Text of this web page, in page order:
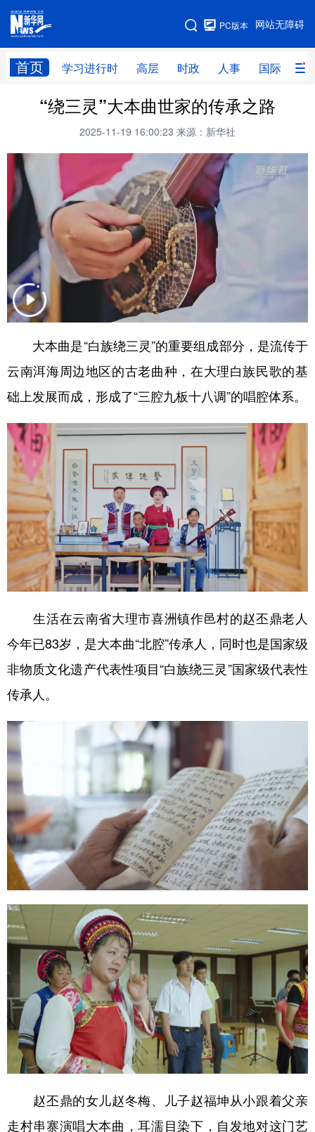
网站无障碍
PC版本
首页 学习进行时 高层 时政 人事 国际 财
网站地图
学习进行时 高层 时政 人事
财经 网评
思客智库 全球连线 教育
科创 量子
文化 书画 健康
访谈 视频 图片
法律 中央文件 金融
食品 人居
学术中国 乡村振兴 银龄 溯源中国
城市 旅游 能源 会展
彩票 娱乐 时尚 悦读
公益 亚太网 上市公司
文化产业
地方频道
北京 天津 河北 山西
辽宁 吉林 上海 江苏
广东 广西 海南 重庆
四川
甘肃 青海 宁夏
内蒙古 黑龙江
多语种频道
English Español Français عربى
Русский язык 日本語
Deutsch Português
“绕三灵”大本曲世家的传承之路
2025-11-19 16:00:23 来源：新华社
大本曲是“白族绕三灵”的重要组成部分，是流传于
云南洱海周边地区的古老曲种，在大理白族民歌的基
础上发展而成，形成了“三腔九板十八调”的唱腔体系。
生活在云南省大理市喜洲镇作邑村的赵丕鼎老人
今年已83岁，是大本曲“北腔”传承人，同时也是国家级
非物质文化遗产代表性项目“白族绕三灵”国家级代表性
传承人。
赵丕鼎的女儿赵冬梅、儿子赵福坤从小跟着父亲
走村串寨演唱大本曲，耳濡目染下，自发地对这门艺